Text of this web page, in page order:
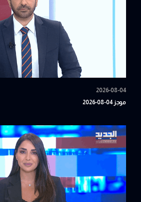
2026-08-04
موجز 04-08-2026